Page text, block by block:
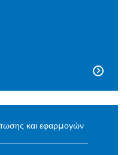

και εφαρμογών